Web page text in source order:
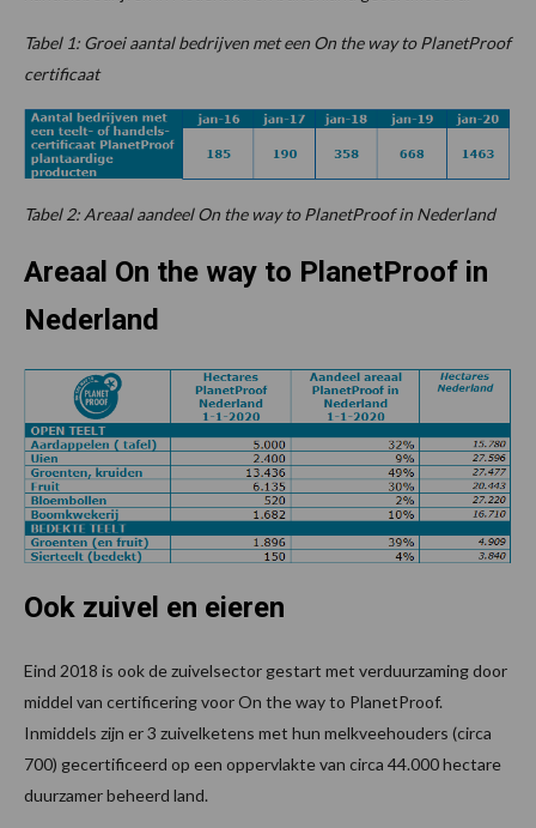
Tabel 1: Groei aantal bedrijven met een On the way to PlanetProof
certificaat
Tabel 2: Areaal aandeel On the way to PlanetProof in Nederland
Areaal On the way to PlanetProof in
Nederland
Ook zuivel en eieren
Eind 2018 is ook de zuivelsector gestart met verduurzaming door
middel van certificering voor On the way to PlanetProof.
Inmiddels zijn er 3 zuivelketens met hun melkveehouders (circa
700) gecertificeerd op een oppervlakte van circa 44.000 hectare
duurzamer beheerd land.